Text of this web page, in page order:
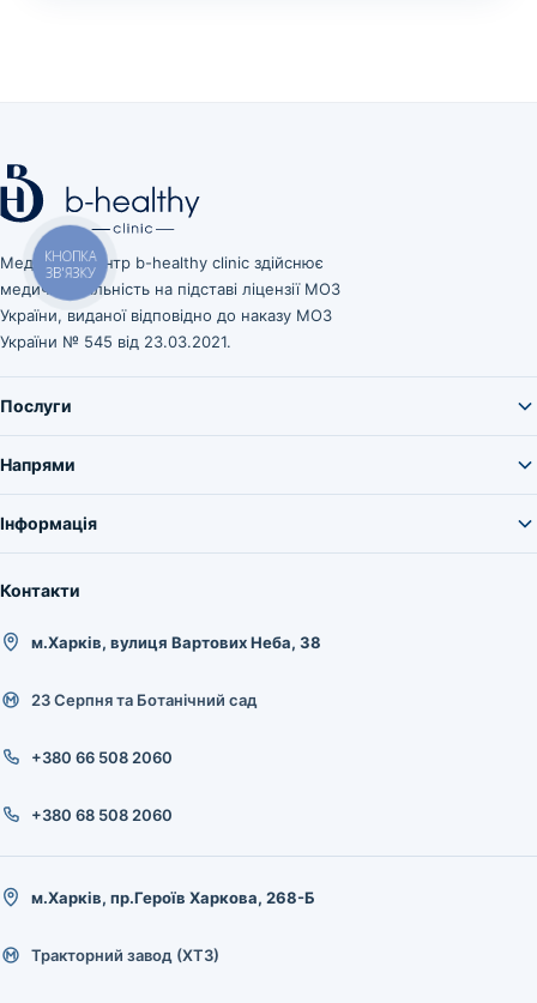
Медичний центр b-healthy clinic здійснює
медичну діяльність на підставі ліцензії МОЗ
України, виданої відповідно до наказу МОЗ
України № 545 від 23.03.2021.
Послуги
Напрями
Інформація
Контакти
м.Харків, вулиця Вартових Неба, 38
23 Серпня та Ботанічний сад
+380 66 508 2060
+380 68 508 2060
м.Харків, пр.Героїв Харкова, 268-Б
Тракторний завод (ХТЗ)
КНОПКА
ЗВ'ЯЗКУ